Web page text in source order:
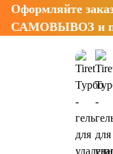
Оформляйте
САМОВЫВОЗ и